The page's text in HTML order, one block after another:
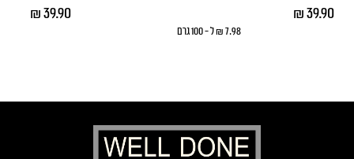
₪39.90
7.98 ₪ ל - 100 גרם
₪39.90